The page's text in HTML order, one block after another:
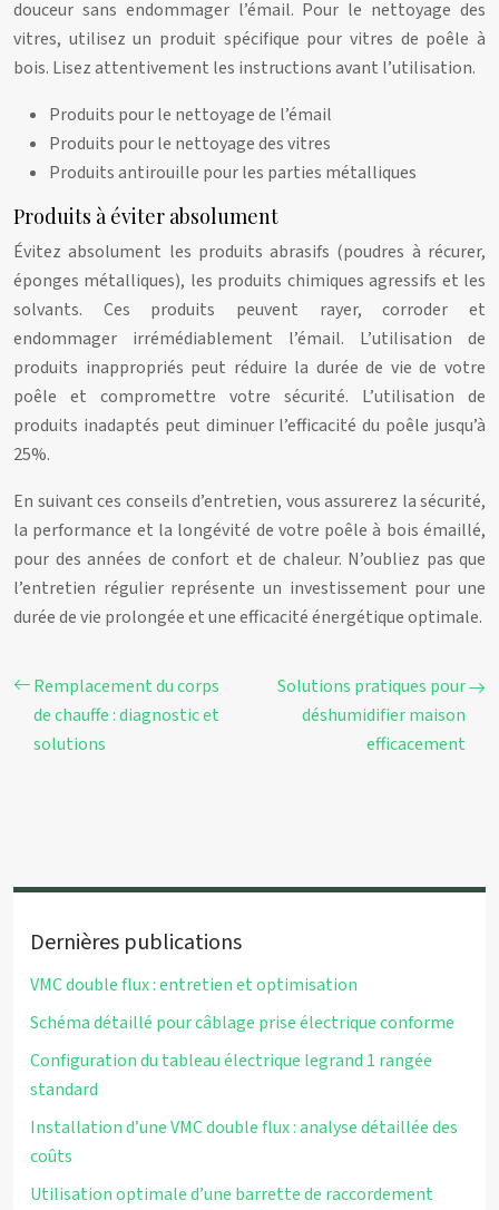
douceur sans endommager l’émail. Pour le nettoyage des
vitres, utilisez un produit spécifique pour vitres de poêle à
bois. Lisez attentivement les instructions avant l’utilisation.
Produits pour le nettoyage de l’émail
Produits pour le nettoyage des vitres
Produits antirouille pour les parties métalliques
Produits à éviter absolument
Évitez absolument les produits abrasifs (poudres à récurer,
éponges métalliques), les produits chimiques agressifs et les
solvants. Ces produits peuvent rayer, corroder et
endommager irrémédiablement l’émail. L’utilisation de
produits inappropriés peut réduire la durée de vie de votre
poêle et compromettre votre sécurité. L’utilisation de
produits inadaptés peut diminuer l’efficacité du poêle jusqu’à
25%.
En suivant ces conseils d’entretien, vous assurerez la sécurité,
la performance et la longévité de votre poêle à bois émaillé,
pour des années de confort et de chaleur. N’oubliez pas que
l’entretien régulier représente un investissement pour une
durée de vie prolongée et une efficacité énergétique optimale.
Remplacement du corps
de chauffe : diagnostic et
solutions
Solutions pratiques pour
déshumidifier maison
efficacement
Dernières publications
VMC double flux : entretien et optimisation
Schéma détaillé pour câblage prise électrique conforme
Configuration du tableau électrique legrand 1 rangée
standard
Installation d’une VMC double flux : analyse détaillée des
coûts
Utilisation optimale d’une barrette de raccordement